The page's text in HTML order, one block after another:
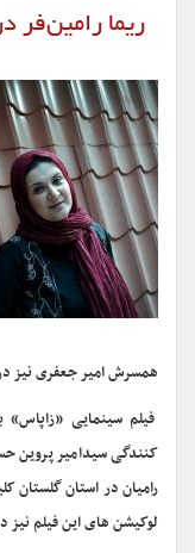
ریما
همسرش امیر جعفری نیز
فیلم سینمایی «زاپاس»
کنندگی سیدامیر پروین
رامیان در استان گلستان
لوکیشن های این فیلم